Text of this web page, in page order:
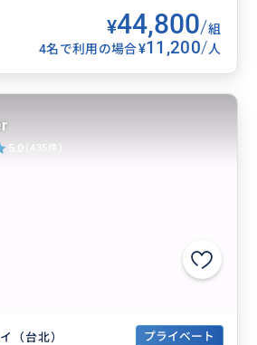
¥44,800/組
4名で利用の場合¥11,200/人
（台北） プライベート
5.0 (435件)